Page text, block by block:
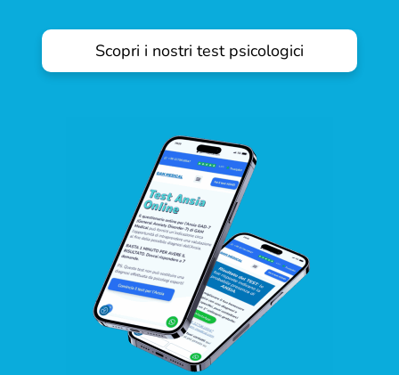
Scopri i nostri test psicologici